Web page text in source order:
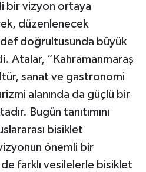
bir vizyon ortaya
düzenlenecek
doğrultusunda büyük
Atalar, “Kahramanmaraş
sanat ve gastronomi
alanında da güçlü bir
Bugün tanıtımını
bisiklet
önemli bir
de farklı vesilelerle bisiklet